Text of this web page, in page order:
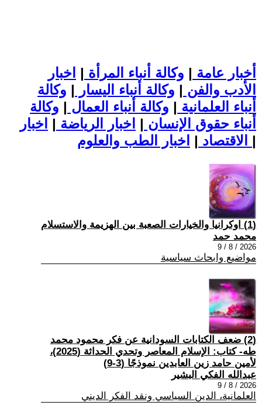
أخبار عامة | وكالة أنباء المرأة | اخبار
الأدب والفن | وكالة أنباء اليسار | وكالة
أنباء العلمانية | وكالة أنباء العمال | وكالة
أنباء حقوق الإنسان | اخبار الرياضة | اخبار
الاقتصاد | |
(1) اوكرانيا والخيارات الصعبة بين الهزيمة والاستسلام
محمد حمد
2026 / 8 / 9
مواضيع وابحاث سياسية
(2) ضعف الكتابات السودانية عن فكر محمود محمد
طه- كتاب: الإسلام المعاصر وتحدي الحداثة (2025)،
لأمين حامد زين العابدين نموذجًا (3-9)
عبدالله الفكي البشير
2026 / 8 / 9
العلمانية، الدين السياسي ونقد الفكر الديني